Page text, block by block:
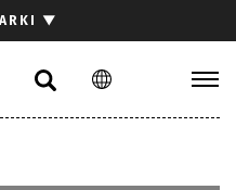
PL EN
▼